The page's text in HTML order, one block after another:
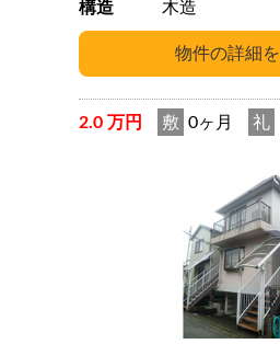
構造
木造
2.0 万円 敷 0ヶ月 礼